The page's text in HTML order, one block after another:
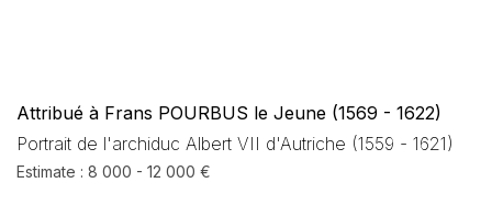
Attribué à Frans POURBUS le Jeune (1569 - 1622)
Portrait de l'archiduc Albert VII d'Autriche (1559 - 1621)
Estimate : 8 000 - 12 000 €